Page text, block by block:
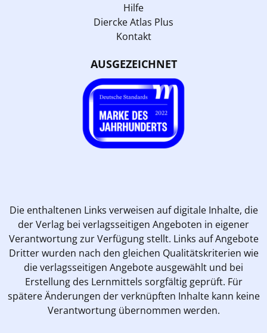
Hilfe
Diercke Atlas Plus
Kontakt
AUSGEZEICHNET
Die enthaltenen Links verweisen auf digitale Inhalte, die
der Verlag bei verlagsseitigen Angeboten in eigener
Verantwortung zur Verfügung stellt. Links auf Angebote
Dritter wurden nach den gleichen Qualitätskriterien wie
die verlagsseitigen Angebote ausgewählt und bei
Erstellung des Lernmittels sorgfältig geprüft. Für
spätere Änderungen der verknüpften Inhalte kann keine
Verantwortung übernommen werden.